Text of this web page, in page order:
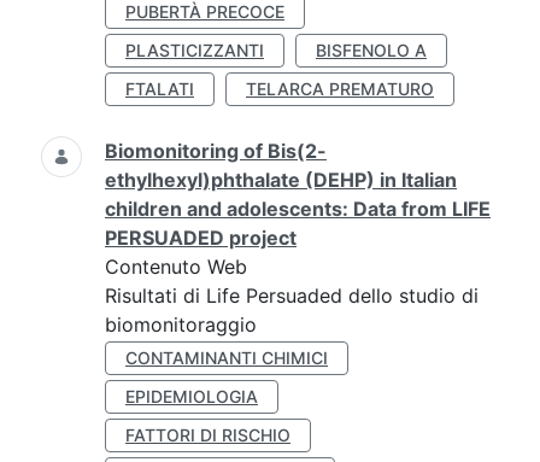
PUBERTÀ PRECOCE
PLASTICIZZANTI
BISFENOLO A
FTALATI
TELARCA PREMATURO
Biomonitoring of Bis(2-
ethylhexyl)phthalate (DEHP) in Italian
children and adolescents: Data from LIFE
PERSUADED project
Contenuto Web
Risultati di Life Persuaded dello studio di
biomonitoraggio
CONTAMINANTI CHIMICI
EPIDEMIOLOGIA
FATTORI DI RISCHIO